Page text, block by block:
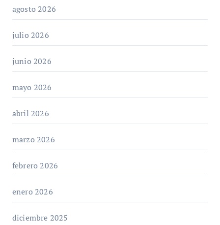
agosto 2026
julio 2026
junio 2026
mayo 2026
abril 2026
marzo 2026
febrero 2026
enero 2026
diciembre 2025